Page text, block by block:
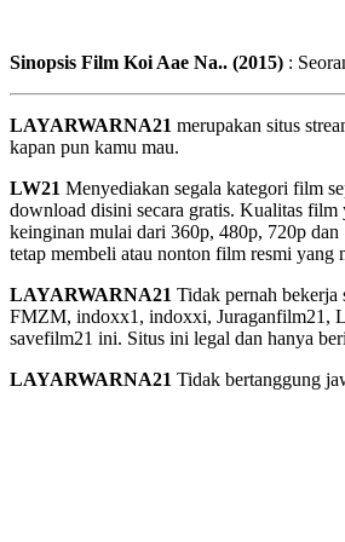
Sinopsis Film Koi Aae Na.. (2015) :
LAYARWARNA21 merupakan situs
kapan pun kamu mau.
LW21 Menyediakan segala kategori film
download disini secara gratis. Kualitas
keinginan mulai dari 360p, 480p, 720p
tetap membeli atau nonton film resmi
LAYARWARNA21 Tidak pernah
FMZM, indoxx1, indoxxi, Juraganfilm21,
savefilm21 ini. Situs ini legal dan hanya
LAYARWARNA21 Tidak bertanggung